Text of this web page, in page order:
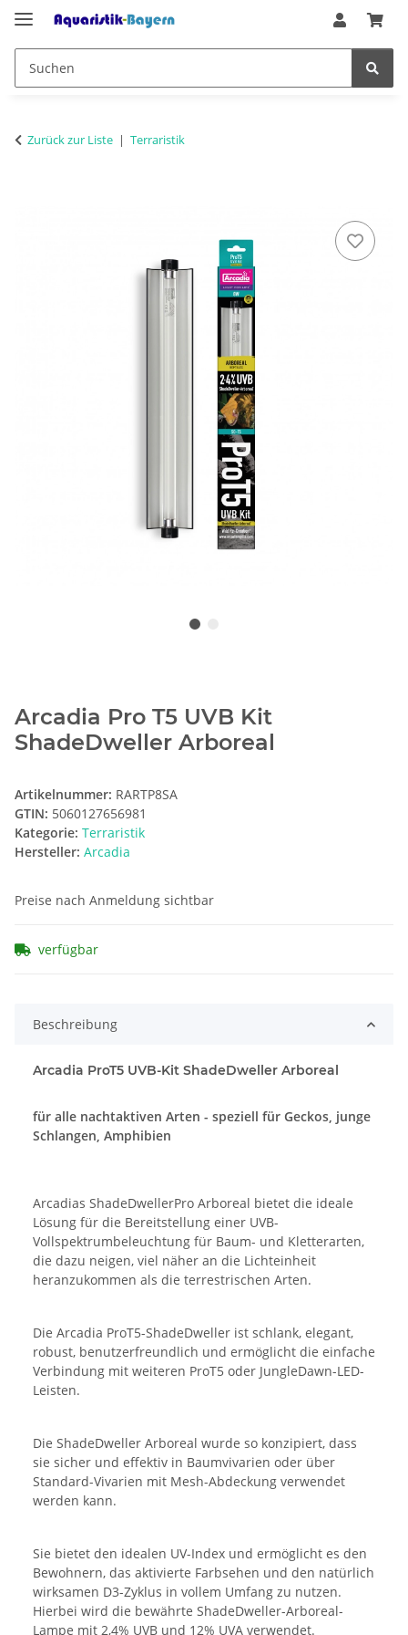
Zurück zur Liste Terraristik
Arcadia Pro T5 UVB Kit
ShadeDweller Arboreal
Artikelnummer: RARTP8SA
GTIN: 5060127656981
Kategorie: Terraristik
Hersteller: Arcadia
Preise nach Anmeldung sichtbar
verfügbar
Beschreibung
Arcadia ProT5 UVB-Kit ShadeDweller Arboreal
für alle nachtaktiven Arten - speziell für Geckos, junge
Schlangen, Amphibien
Arcadias ShadeDwellerPro Arboreal bietet die ideale
Lösung für die Bereitstellung einer UVB-
Vollspektrumbeleuchtung für Baum- und Kletterarten,
die dazu neigen, viel näher an die Lichteinheit
heranzukommen als die terrestrischen Arten.
Die Arcadia ProT5-ShadeDweller ist schlank, elegant,
robust, benutzerfreundlich und ermöglicht die einfache
Verbindung mit weiteren ProT5 oder JungleDawn-LED-
Leisten.
Die ShadeDweller Arboreal wurde so konzipiert, dass
sie sicher und effektiv in Baumvivarien oder über
Standard-Vivarien mit Mesh-Abdeckung verwendet
werden kann.
Sie bietet den idealen UV-Index und ermöglicht es den
Bewohnern, das aktivierte Farbsehen und den natürlich
wirksamen D3-Zyklus in vollem Umfang zu nutzen.
Hierbei wird die bewährte ShadeDweller-Arboreal-
Lampe mit 2,4% UVB und 12% UVA verwendet.